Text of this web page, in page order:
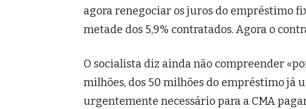
agora renegociar os juros do empréstimo
metade dos 5,9% contratados. Agora o
O socialista diz ainda não compreender
milhões, dos 50 milhões do empréstimo já
urgentemente necessário para a CMA